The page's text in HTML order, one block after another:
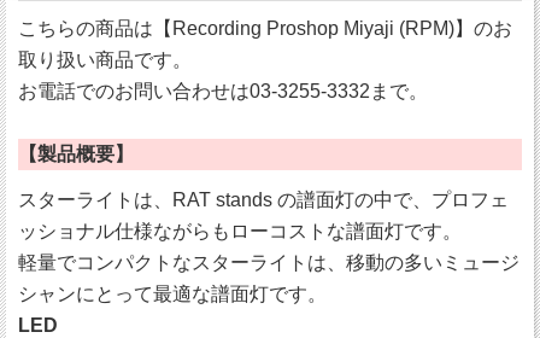
こちらの商品は【Recording Proshop Miyaji (RPM)】のお
取り扱い商品です。
お電話でのお問い合わせは03-3255-3332まで。
【製品概要】
スターライトは、RAT stands の譜面灯の中で、プロフェ
ッショナル仕様ながらもローコストな譜面灯です。
軽量でコンパクトなスターライトは、移動の多いミュージ
シャンにとって最適な譜面灯です。
LED